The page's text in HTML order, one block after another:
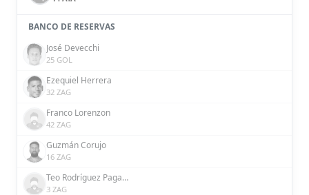
BANCO DE RESERVAS
José Devecchi
25 GOL
Ezequiel Herrera
32 ZAG
Franco Lorenzon
42 ZAG
Guzmán Corujo
16 ZAG
Teo Rodríguez Pagano
3 ZAG